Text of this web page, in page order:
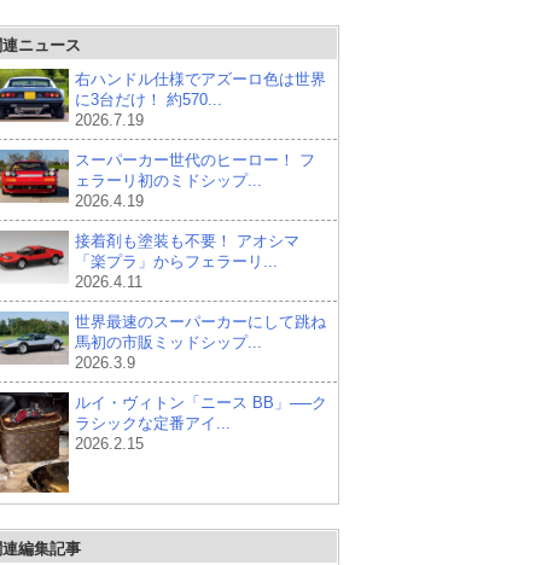
連ニュース
右ハンドル仕様でアズーロ色は世界
に3台だけ！ 約570...
2026.7.19
スーパーカー世代のヒーロー！ フ
ェラーリ初のミドシップ...
2026.4.19
接着剤も塗装も不要！ アオシマ
「楽プラ」からフェラーリ...
2026.4.11
世界最速のスーパーカーにして跳ね
馬初の市販ミッドシップ...
2026.3.9
ルイ・ヴィトン「ニース BB」──ク
ラシックな定番アイ...
2026.2.15
連編集記事